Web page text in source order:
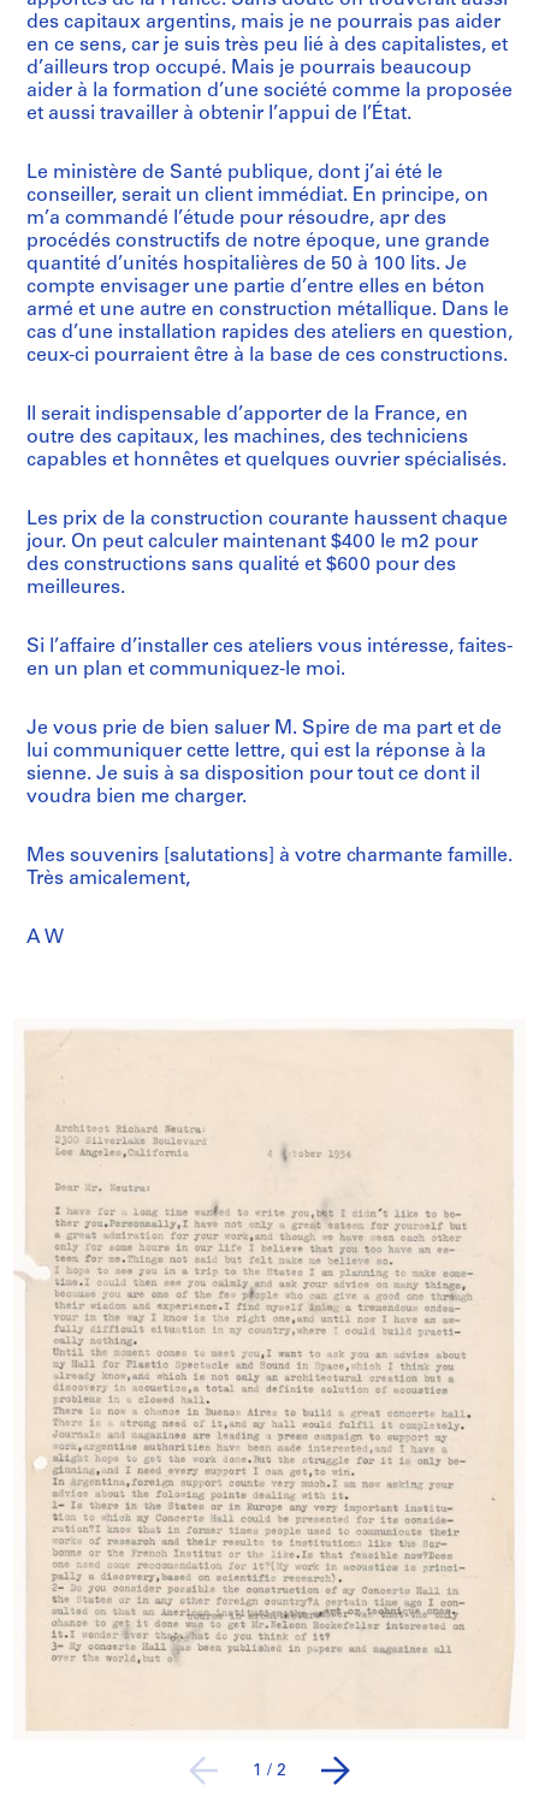
des capitaux argentins, mais je ne pourrais pas aider
en ce sens, car je suis très peu lié à des capitalistes, et
d’ailleurs trop occupé. Mais je pourrais beaucoup
aider à la formation d’une société comme la proposée
et aussi travailler à obtenir l’appui de l’État.
Le ministère de Santé publique, dont j’ai été le
conseiller, serait un client immédiat. En principe, on
m’a commandé l’étude pour résoudre, apr des
procédés constructifs de notre époque, une grande
quantité d’unités hospitalières de 50 à 100 lits. Je
compte envisager une partie d’entre elles en béton
armé et une autre en construction métallique. Dans le
cas d’une installation rapides des ateliers en question,
ceux-ci pourraient être à la base de ces constructions.
Il serait indispensable d’apporter de la France, en
outre des capitaux, les machines, des techniciens
capables et honnêtes et quelques ouvrier spécialisés.
Les prix de la construction courante haussent chaque
jour. On peut calculer maintenant $400 le m2 pour
des constructions sans qualité et $600 pour des
meilleures.
Si l’affaire d’installer ces ateliers vous intéresse, faites-
en un plan et communiquez-le moi.
Je vous prie de bien saluer M. Spire de ma part et de
lui communiquer cette lettre, qui est la réponse à la
sienne. Je suis à sa disposition pour tout ce dont il
voudra bien me charger.
Mes souvenirs [salutations] à votre charmante famille.
Très amicalement,
A W
1 / 2